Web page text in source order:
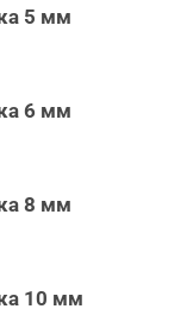
5 мм
6 мм
8 мм
10 мм